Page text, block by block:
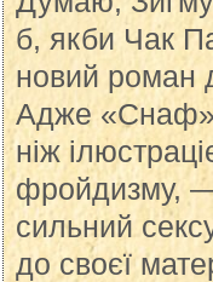
б, якби Чак
новий роман
Адже «Снаф»
ніж
фройдизму, —
сильний
до своєї